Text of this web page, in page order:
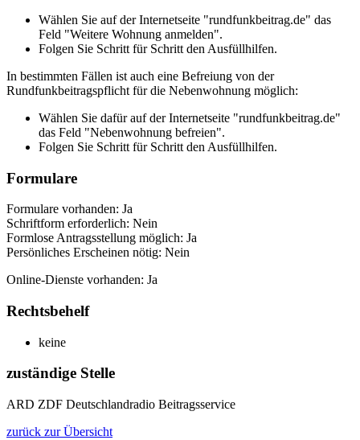
Wählen Sie auf der Internetseite "rundfunkbeitrag.de" das
Feld "Weitere Wohnung anmelden".
Folgen Sie Schritt für Schritt den Ausfüllhilfen.
In bestimmten Fällen ist auch eine Befreiung von der
Rundfunkbeitragspflicht für die Nebenwohnung möglich:
Wählen Sie dafür auf der Internetseite "rundfunkbeitrag.de"
das Feld "Nebenwohnung befreien".
Folgen Sie Schritt für Schritt den Ausfüllhilfen.
Formulare
Formulare vorhanden: Ja
Schriftform erforderlich: Nein
Formlose Antragsstellung möglich: Ja
Persönliches Erscheinen nötig: Nein
Online-Dienste vorhanden: Ja
Rechtsbehelf
keine
zuständige Stelle
ARD ZDF Deutschlandradio Beitragsservice
zurück zur Übersicht